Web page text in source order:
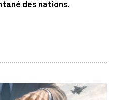
des nations.